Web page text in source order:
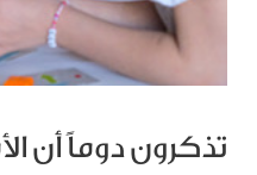
تذكرون دوماً أن